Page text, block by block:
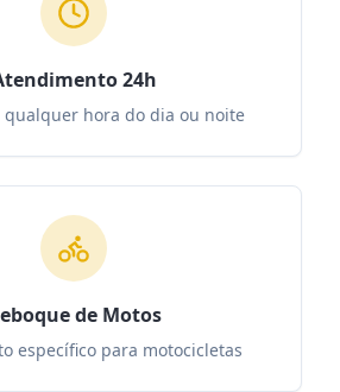
24h
qualquer hora do dia ou noite
de Motos
específico para motocicletas